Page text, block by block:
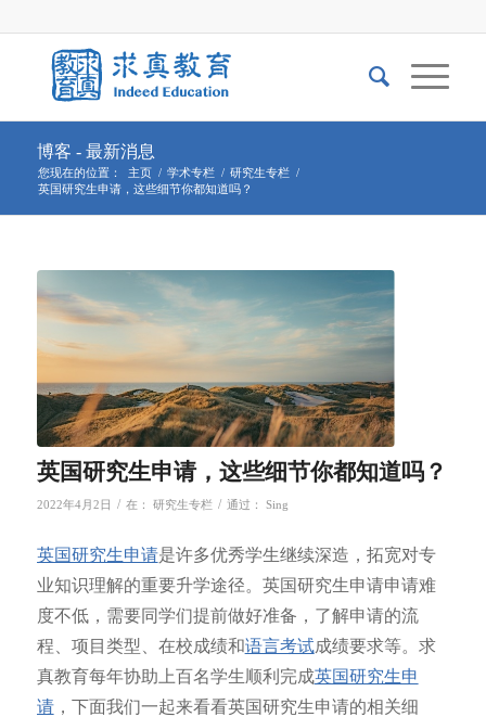
博客 - 最新消息
您现在的位置： 主页 / 学术专栏 / 研究生专栏 /
英国研究生申请，这些细节你都知道吗？
英国研究生申请，这些细节你都知道吗？
2022年4月2日 / 在： 研究生专栏 / 通过： Sing
英国研究生申请是许多优秀学生继续深造，拓宽对专
业知识理解的重要升学途径。英国研究生申请申请难
度不低，需要同学们提前做好准备，了解申请的流
程、项目类型、在校成绩和语言考试成绩要求等。求
真教育每年协助上百名学生顺利完成英国研究生申
请，下面我们一起来看看英国研究生申请的相关细